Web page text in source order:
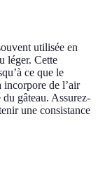
utilisée en
léger. Cette
ce que le
incorpore de l’air
gâteau. Assurez-
une consistance